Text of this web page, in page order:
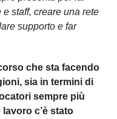
staff, creare una rete
supporto e far
che sta facendo
sia in termini di
sempre più
c’è stato